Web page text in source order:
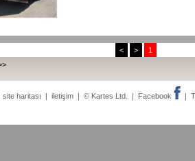
< >
1
site haritası | iletişim | © Kartes Ltd. | Facebook |